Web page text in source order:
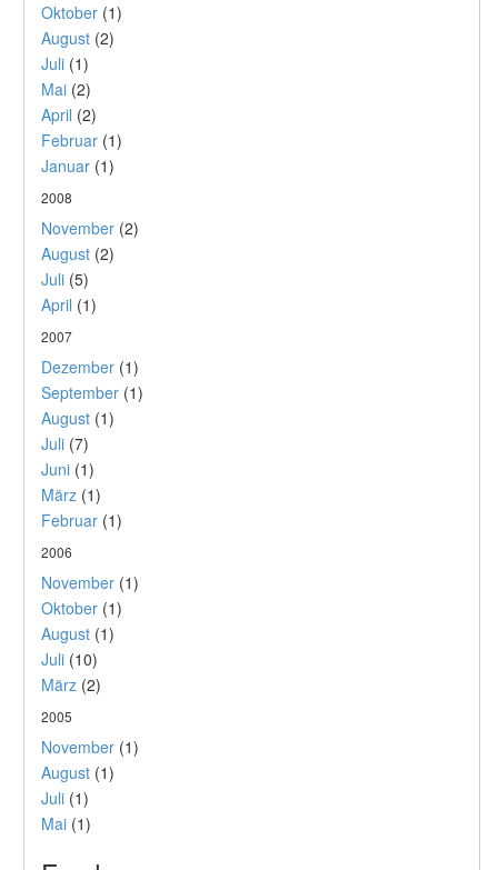
Oktober (1)
August (2)
Juli (1)
Mai (2)
April (2)
Februar (1)
Januar (1)
2008
November (2)
August (2)
Juli (5)
April (1)
2007
Dezember (1)
September (1)
August (1)
Juli (7)
Juni (1)
März (1)
Februar (1)
2006
November (1)
Oktober (1)
August (1)
Juli (10)
März (2)
2005
November (1)
August (1)
Juli (1)
Mai (1)